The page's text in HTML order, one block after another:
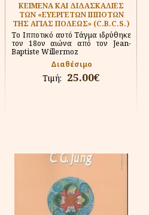
ΚΕΙΜΕΝΑ ΚΑΙ ΔΙΔΑΣΚΑΛΙΕΣ
ΤΩΝ «ΕΥΕΡΓΕΤΩΝ ΙΠΠΟΤΩΝ
ΤΗΣ ΑΓΙΑΣ ΠΟΛΕΩΣ» (C.B.C.S.)
Το Ιπποτικό αυτό Τάγμα ιδρύθηκε
τον 18ον αιώνα από τον Jean-
Baptiste Willermoz
Διαθέσιμο
Τιμή: 25.00€